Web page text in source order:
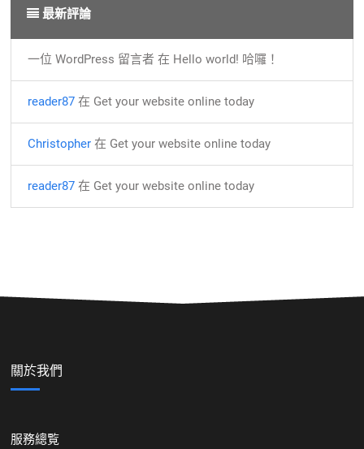
最新評論
一位 WordPress 留言者 在 Hello world! 哈囉！
reader87 在 Get your website online today
Christopher 在 Get your website online today
reader87 在 Get your website online today
關於我們
服務總覧